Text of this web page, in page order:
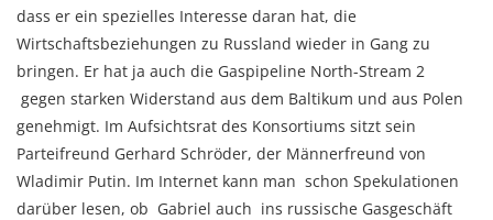
dass er ein spezielles Interesse daran hat, die
Wirtschaftsbeziehungen zu Russland wieder in Gang zu
bringen. Er hat ja auch die Gaspipeline North-Stream 2
gegen starken Widerstand aus dem Baltikum und aus Polen
genehmigt. Im Aufsichtsrat des Konsortiums sitzt sein
Parteifreund Gerhard Schröder, der Männerfreund von
Wladimir Putin. Im Internet kann man schon Spekulationen
darüber lesen, ob Gabriel auch ins russische Gasgeschäft